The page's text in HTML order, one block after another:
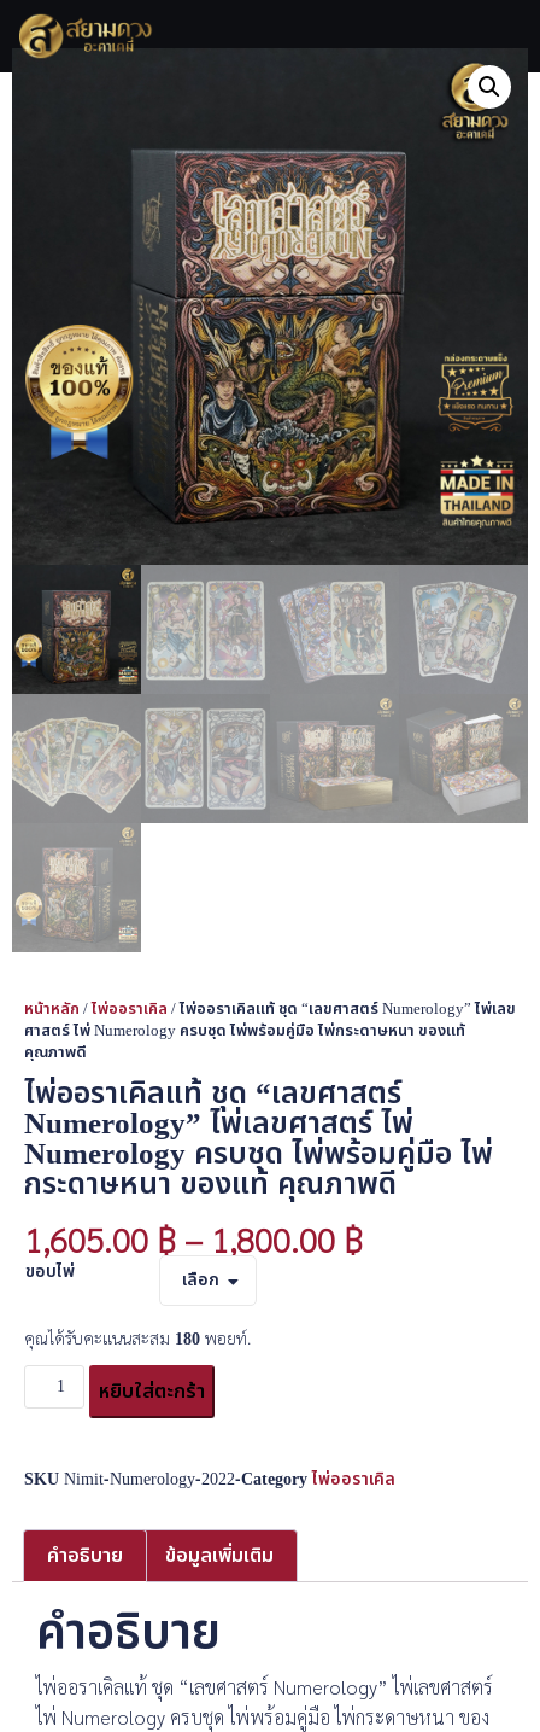
หน้าหลัก /ไพ่ออราเคิล / ไพ่ออราเคิลแท้ ชุด “เลขศาสตร์ Numerology” ไพ่เลข
ศาสตร์ ไพ่ Numerology ครบชุด ไพ่พร้อมคู่มือ ไพ่กระดาษหนา ของแท้
คุณภาพดี
ไพ่ออราเคิลแท้ ชุด “เลขศาสตร์
Numerology” ไพ่เลขศาสตร์ ไพ่
Numerology ครบชุด ไพ่พร้อมคู่มือ ไพ่
กระดาษหนา ของแท้ คุณภาพดี
1,605.00 ฿ – 1,800.00 ฿
ขอบไพ่ เลือก
คุณได้รับคะแนนสะสม 180 พอยท์.
หยิบใส่ตะกร้า
SKUNimit-Numerology-2022-Categoryไพ่ออราเคิล
คำอธิบาย ข้อมูลเพิ่มเติม
คำอธิบาย
ไพ่ออราเคิลแท้ ชุด “เลขศาสตร์ Numerology” ไพ่เลขศาสตร์
ไพ่ Numerology ครบชุด ไพ่พร้อมคู่มือ ไพ่กระดาษหนา ของ